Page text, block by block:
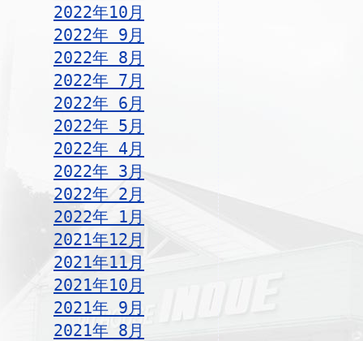
2022年10月
2022年 9月
2022年 8月
2022年 7月
2022年 6月
2022年 5月
2022年 4月
2022年 3月
2022年 2月
2022年 1月
2021年12月
2021年11月
2021年10月
2021年 9月
2021年 8月